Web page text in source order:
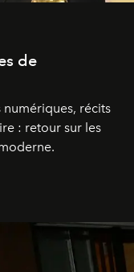
de
numériques, récits
: retour sur les